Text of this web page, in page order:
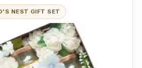
นไม้มงคล น้องมาอย่างสวย
นส่งของให้ไวมาก ให้คำแนะนำ
หยุดสงกรานต์ ขนส่งบริการดี
องเสียหาย ก็เลยเปลี่ยนกล่อง
NEST GIFT SET